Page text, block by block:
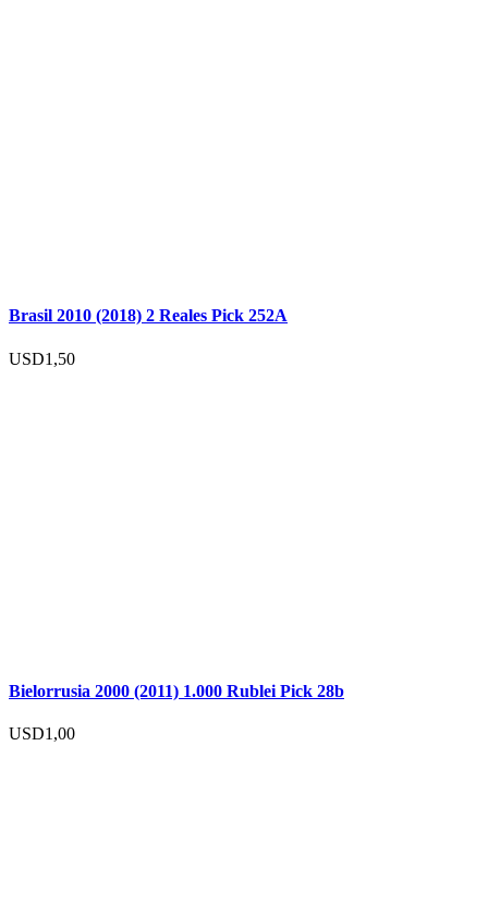
Brasil 2010 (2018) 2 Reales Pick 252A
USD1,50
Bielorrusia 2000 (2011) 1.000 Rublei Pick 28b
USD1,00